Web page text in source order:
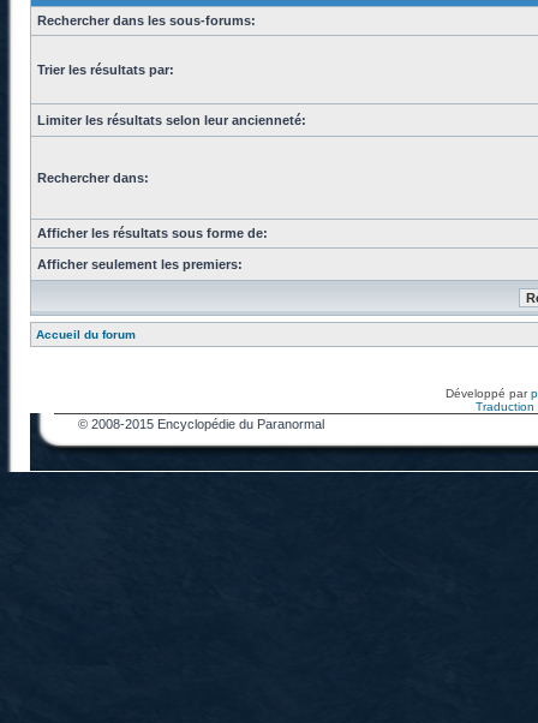
Rechercher dans les sous-forums:
Trier les résultats par:
Limiter les résultats selon leur ancienneté:
Rechercher dans:
Afficher les résultats sous forme de:
Afficher seulement les premiers:
Accueil du forum
Développé par
Traduction
© 2008-2015 Encyclopédie du Paranormal